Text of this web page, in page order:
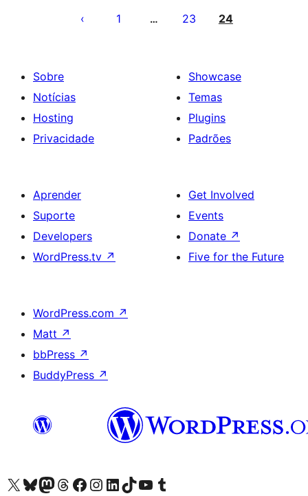
dos
1 … 23 24
Sobre
Notícias
Hosting
Privacidade
Showcase
Temas
Plugins
Padrões
Aprender
Suporte
Developers
WordPress.tv ↗
Get Involved
Events
Donate ↗
Five for the Future
WordPress.com ↗
Matt ↗
bbPress ↗
BuddyPress ↗
Visite a nossa conta X (antigo Twitter)
Visit our Bluesky account
Visit our Mastodon account
Visit our Threads account
Visite a nossa página do Facebook
Visite a nossa conta no Instagram
Visite a nossa conta no LinkedIn
Visit our TikTok account
Visit our YouTube channel
Visit our Tumblr account